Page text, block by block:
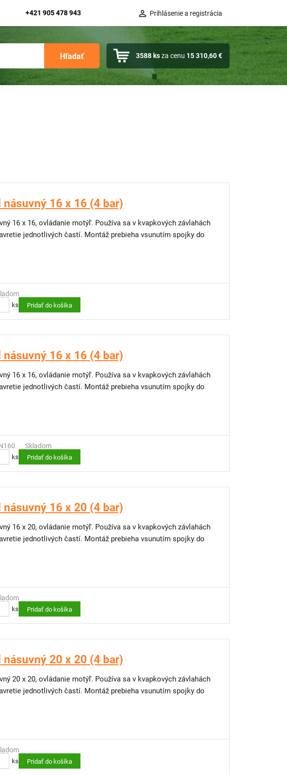
+421 905 478 943 Prihlásenie a registrácia
Hľadať 3588ksza cenu 15 310,60 €
násuvný 16 x 16 (4 bar)
16 x 16, ovládanie motýľ. Používa sa v kvapkových závlahách
jednotlivých častí. Montáž prebieha vsunutím spojky do
ks Pridať do košíka
násuvný 16 x 16 (4 bar)
16 x 16, ovládanie motýľ. Používa sa v kvapkových závlahách
jednotlivých častí. Montáž prebieha vsunutím spojky do
Skladom
ks Pridať do košíka
násuvný 16 x 20 (4 bar)
16 x 20, ovládanie motýľ. Používa sa v kvapkových závlahách
jednotlivých častí. Montáž prebieha vsunutím spojky do
ks Pridať do košíka
násuvný 20 x 20 (4 bar)
20 x 20, ovládanie motýľ. Používa sa v kvapkových závlahách
jednotlivých častí. Montáž prebieha vsunutím spojky do
ks Pridať do košíka